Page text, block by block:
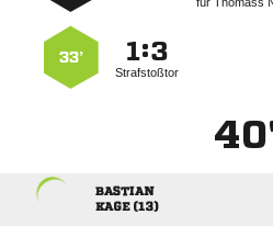
:
Strafstoßtor
33’

 